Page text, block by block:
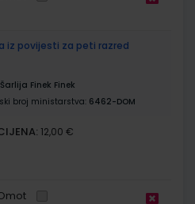
iz povijesti za peti razred
Finek Finek
broj ministarstva: 6462-DOM
12,00 €